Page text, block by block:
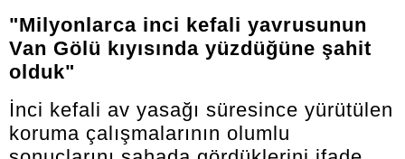
"Milyonlarca inci kefali yavrusunun
Van Gölü kıyısında yüzdüğüne şahit
olduk"
İnci kefali av yasağı süresince yürütülen
koruma çalışmalarının olumlu